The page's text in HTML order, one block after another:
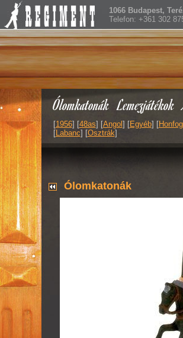
Ólomkatonák Lemezjátékok
1066 Budapest,
Telefon: +361 302
[1956] [48as] [Angol ] [Egyéb] [
[Labanc] [Osztrák]
Ólomkatonák